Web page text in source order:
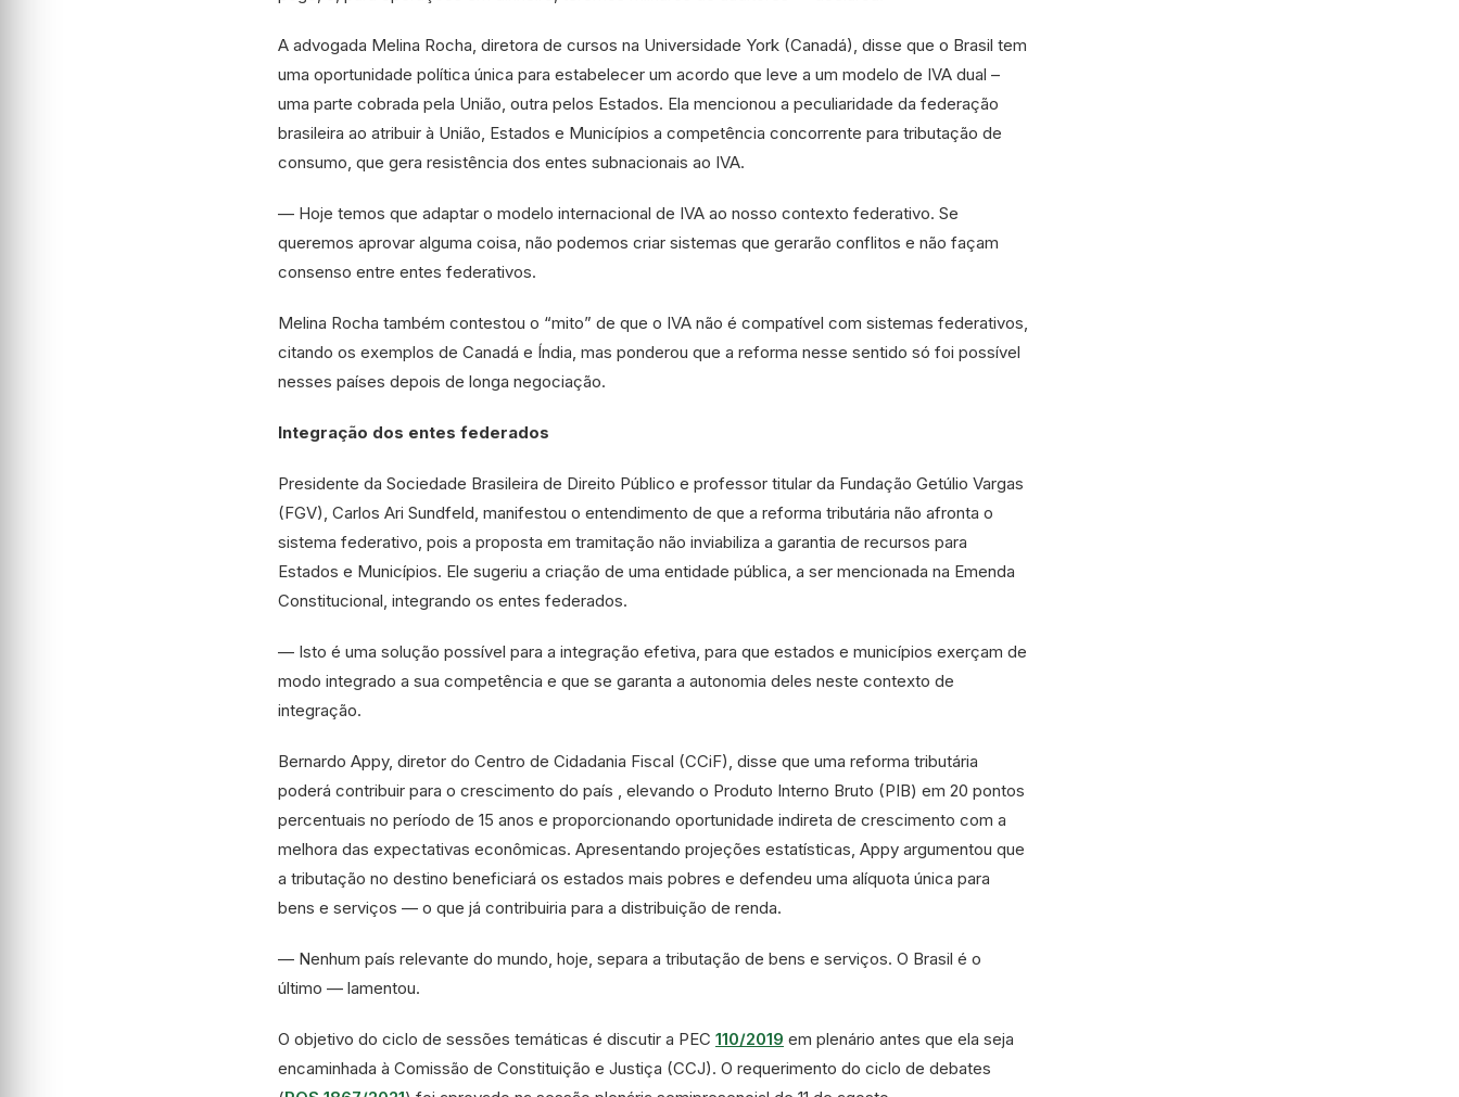
A advogada Melina Rocha, diretora de cursos na Universidade York (Canadá), disse que o Brasil tem
uma oportunidade política única para estabelecer um acordo que leve a um modelo de IVA dual –
uma parte cobrada pela União, outra pelos Estados. Ela mencionou a peculiaridade da federação
brasileira ao atribuir à União, Estados e Municípios a competência concorrente para tributação de
consumo, que gera resistência dos entes subnacionais ao IVA.
— Hoje temos que adaptar o modelo internacional de IVA ao nosso contexto federativo. Se
queremos aprovar alguma coisa, não podemos criar sistemas que gerarão conflitos e não façam
consenso entre entes federativos.
Melina Rocha também contestou o “mito” de que o IVA não é compatível com sistemas federativos,
citando os exemplos de Canadá e Índia, mas ponderou que a reforma nesse sentido só foi possível
nesses países depois de longa negociação.
Integração dos entes federados
Presidente da Sociedade Brasileira de Direito Público e professor titular da Fundação Getúlio Vargas
(FGV), Carlos Ari Sundfeld, manifestou o entendimento de que a reforma tributária não afronta o
sistema federativo, pois a proposta em tramitação não inviabiliza a garantia de recursos para
Estados e Municípios. Ele sugeriu a criação de uma entidade pública, a ser mencionada na Emenda
Constitucional, integrando os entes federados.
— Isto é uma solução possível para a integração efetiva, para que estados e municípios exerçam de
modo integrado a sua competência e que se garanta a autonomia deles neste contexto de
integração.
Bernardo Appy, diretor do Centro de Cidadania Fiscal (CCiF), disse que uma reforma tributária
poderá contribuir para o crescimento do país , elevando o Produto Interno Bruto (PIB) em 20 pontos
percentuais no período de 15 anos e proporcionando oportunidade indireta de crescimento com a
melhora das expectativas econômicas. Apresentando projeções estatísticas, Appy argumentou que
a tributação no destino beneficiará os estados mais pobres e defendeu uma alíquota única para
bens e serviços — o que já contribuiria para a distribuição de renda.
— Nenhum país relevante do mundo, hoje, separa a tributação de bens e serviços. O Brasil é o
último — lamentou.
O objetivo do ciclo de sessões temáticas é discutir a PEC 110/2019 em plenário antes que ela seja
encaminhada à Comissão de Constituição e Justiça (CCJ). O requerimento do ciclo de debates